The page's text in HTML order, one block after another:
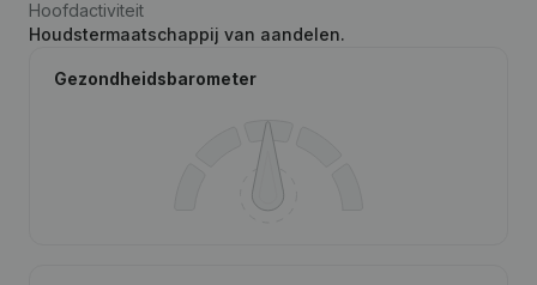
Hoofdactiviteit
Houdstermaatschappij van aandelen.
Gezondheidsbarometer